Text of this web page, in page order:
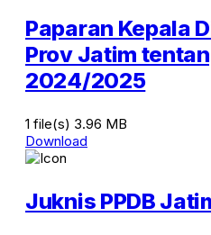
Paparan Kepala
Prov Jatim
2024/2025
1 file(s) 3.96 MB
Download
Juknis PPDB